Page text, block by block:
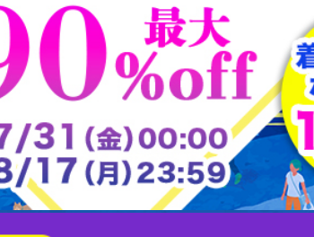
赤膚山焼 鍋島焼
阿漕焼
尾戸焼 布志名焼 無名異焼